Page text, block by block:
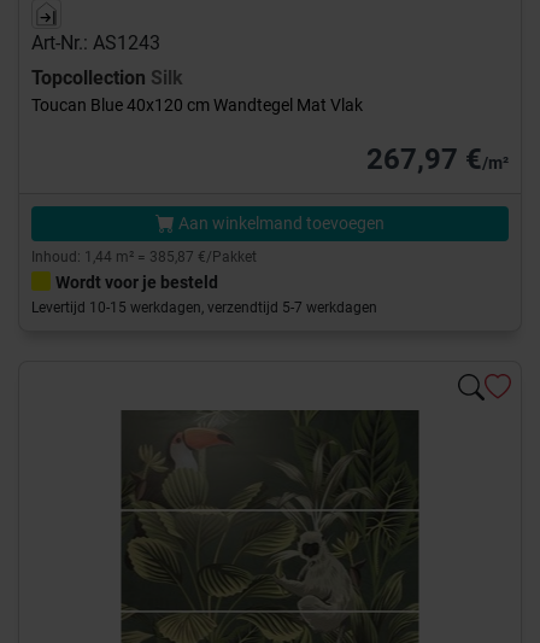
Art-Nr.: AS1243
Topcollection Silk
Toucan Blue 40x120 cm Wandtegel Mat Vlak
267,97 €/m²
Aan winkelmand toevoegen
Inhoud: 1,44 m² = 385,87 €/Pakket
Wordt voor je besteld
Levertijd 10-15 werkdagen, verzendtijd 5-7 werkdagen